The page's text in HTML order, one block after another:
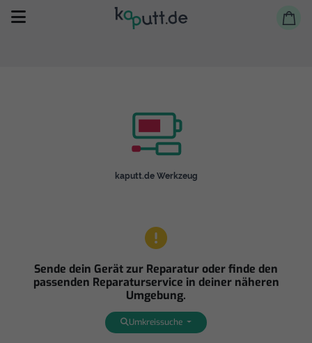
Selbst reparieren
kaputt.de Werkzeug
Sende dein Gerät zur Reparatur oder finde den
passenden Reparaturservice in deiner näheren
Umgebung.
Umkreissuche